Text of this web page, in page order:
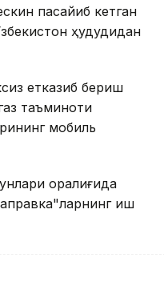
пасайиб кетган
ҳудудидан
етказиб бериш
таъминоти
мобиль
оралиғида
иш